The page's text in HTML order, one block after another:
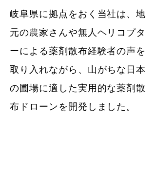
岐阜県に拠点をおく当社は、地
元の農家さんや無人ヘリコプタ
ーによる薬剤散布経験者の声を
取り入れながら、山がちな日本
の圃場に適した実用的な薬剤散
布ドローンを開発しました。